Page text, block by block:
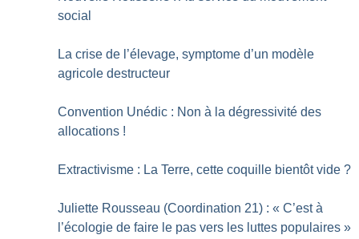
social
La crise de l’élevage, symptome d’un modèle
agricole destructeur
Convention Unédic : Non à la dégressivité des
allocations !
Extractivisme : La Terre, cette coquille bientôt vide ?
Juliette Rousseau (Coordination 21) : « C’est à
l’écologie de faire le pas vers les luttes populaires »